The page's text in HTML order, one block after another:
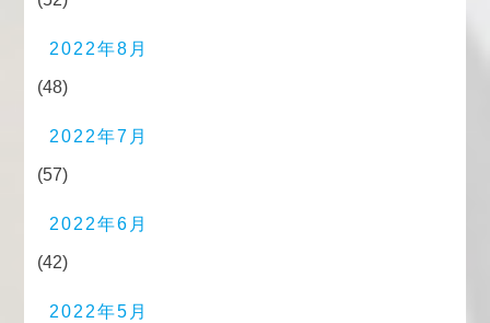
2022年8月
(48)
2022年7月
(57)
2022年6月
(42)
2022年5月